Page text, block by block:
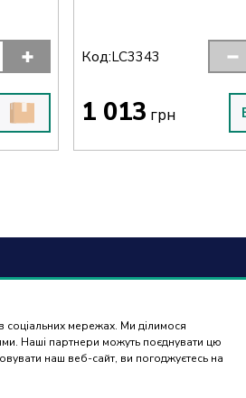
соціальних мережах. Ми ділимося
Наші партнери можуть поєднувати цю
наш веб-сайт, ви погоджуєтесь на
Код:LC3343
1 013 грн
повернення